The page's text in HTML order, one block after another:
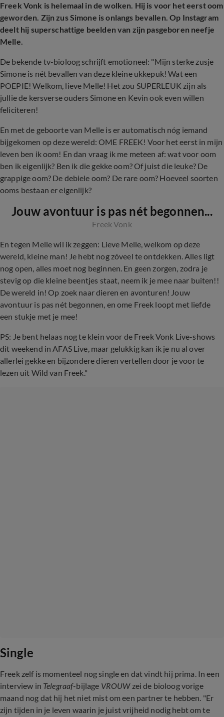
Freek Vonk is helemaal in de wolken. Hij is voor het eerst oom
geworden. Zijn zus Simone is onlangs bevallen. Op Instagram
deelt hij superschattige beelden van zijn pasgeboren neefje
Melle.
De bekende tv-bioloog schrijft emotioneel: "Mijn sterke zusje
Simone is nét bevallen van deze kleine ukkepuk! Wat een
POEPIE! Welkom, lieve Melle! Het zou SUPERLEUK zijn als
jullie de kersverse ouders Simone en Kevin ook even willen
feliciteren!
En met de geboorte van Melle is er automatisch nóg iemand
bijgekomen op deze wereld: OME FREEK! Voor het eerst in mijn
leven ben ik oom! En dan vraag ik me meteen af: wat voor oom
ben ik eigenlijk? Ben ik die gekke oom? Of juist die leuke? De
grappige oom? De debiele oom? De rare oom? Hoeveel soorten
ooms bestaan er eigenlijk?
Jouw avontuur is pas nét begonnen...
Freek Vonk
En tegen Melle wil ik zeggen: Lieve Melle, welkom op deze
wereld, kleine man! Je hebt nog zóveel te ontdekken. Alles ligt
nog open, alles moet nog beginnen. En geen zorgen, zodra je
stevig op die kleine beentjes staat, neem ik je mee naar buiten!!
De wereld in! Op zoek naar dieren en avonturen! Jouw
avontuur is pas nét begonnen, en ome Freek loopt met liefde
een stukje met je mee!
PS: Je bent helaas nog te klein voor de Freek Vonk Live-shows
dit weekend in AFAS Live, maar gelukkig kan ik je nu al over
allerlei gekke en bijzondere dieren vertellen door je voor te
lezen uit Wild van Freek."
Single
Freek zelf is momenteel nog single en dat vindt hij prima. In een
interview in Telegraaf-bijlage VROUWzei de bioloog vorige
maand nog dat hij het niet mist om een partner te hebben. "Er
zijn tijden in je leven waarin je juist vrijheid nodig hebt om te